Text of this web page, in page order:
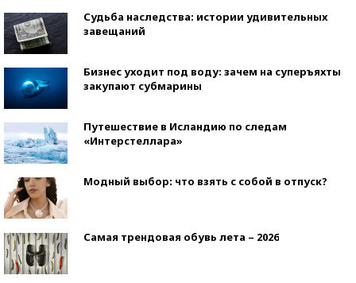
Судьба наследства: истории удивительных
завещаний
Бизнес уходит под воду: зачем на суперъяхты
закупают субмарины
Путешествие в Исландию по следам
«Интерстеллара»
Модный выбор: что взять с собой в отпуск?
Самая трендовая обувь лета – 2026